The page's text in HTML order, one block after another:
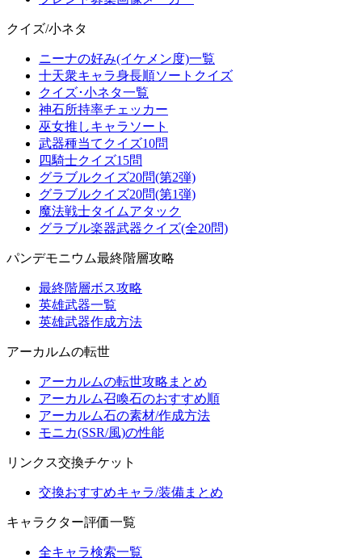
クイズ/小ネタ
ニーナの好み(イケメン度)一覧
十天衆キャラ身長順ソートクイズ
クイズ･小ネタ一覧
神石所持率チェッカー
巫女推しキャラソート
武器種当てクイズ10問
四騎士クイズ15問
グラブルクイズ20問(第2弾)
グラブルクイズ20問(第1弾)
魔法戦士タイムアタック
グラブル楽器武器クイズ(全20問)
パンデモニウム最終階層攻略
最終階層ボス攻略
英雄武器一覧
英雄武器作成方法
アーカルムの転世
アーカルムの転世攻略まとめ
アーカルム召喚石のおすすめ順
アーカルム石の素材/作成方法
モニカ(SSR/風)の性能
リンクス交換チケット
交換おすすめキャラ/装備まとめ
キャラクター評価一覧
全キャラ検索一覧